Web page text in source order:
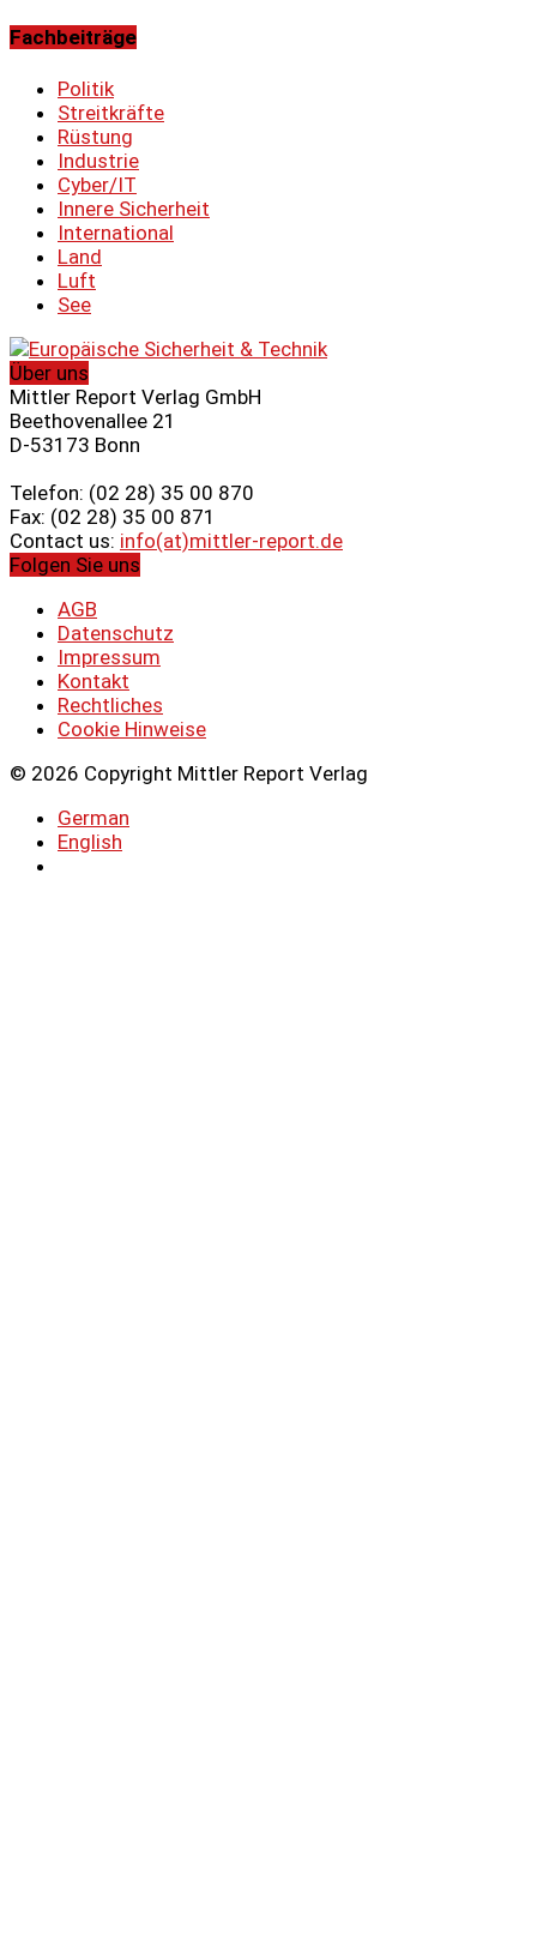
Fachbeiträge
Politik
Streitkräfte
Rüstung
Industrie
Cyber/IT
Innere Sicherheit
International
Land
Luft
See
Über uns
Mittler Report Verlag GmbH
Beethovenallee 21
D-53173 Bonn
Telefon: (02 28) 35 00 870
Fax: (02 28) 35 00 871
Contact us: info(at)mittler-report.de
Folgen Sie uns
AGB
Datenschutz
Impressum
Kontakt
Rechtliches
Cookie Hinweise
© 2026 Copyright Mittler Report Verlag
German
English